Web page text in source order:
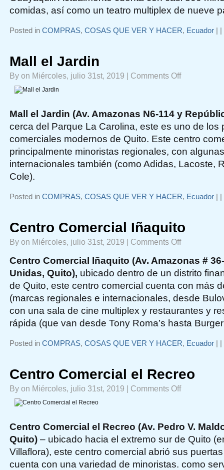
comidas, así como un teatro multiplex de nueve
Posted in COMPRAS, COSAS QUE VER Y HACER, Ecuador | |
Mall el Jardin
By on Miércoles, julio 31st, 2019 | Comments Offon
Mall el Jardin (Av. Amazonas N6-114 y
cerca del Parque La Carolina, este es uno de los
comerciales modernos de Quito. Este centro
principalmente minoristas regionales, con
internacionales también (como Adidas, Lacoste,
Cole).
Posted in COMPRAS, COSAS QUE VER Y HACER, Ecuador | |
Centro Comercial Iñaquito
By on Miércoles, julio 31st, 2019 | Comments Offon
Centro Comercial Iñaquito (Av. Amazonas #
Unidas, Quito), ubicado dentro de un distrito
de Quito, este centro comercial cuenta con más
(marcas regionales e internacionales, desde
con una sala de cine multiplex y restaurantes y
rápida (que van desde Tony Roma’s hasta
Posted in COMPRAS, COSAS QUE VER Y HACER, Ecuador | |
Centro Comercial el Recreo
By on Miércoles, julio 31st, 2019 | Comments Offon
Centro Comercial el Recreo (Av. Pedro V.
Quito) – ubicado hacia el extremo sur de Quito
Villaflora), este centro comercial abrió sus
cuenta con una variedad de minoristas. como